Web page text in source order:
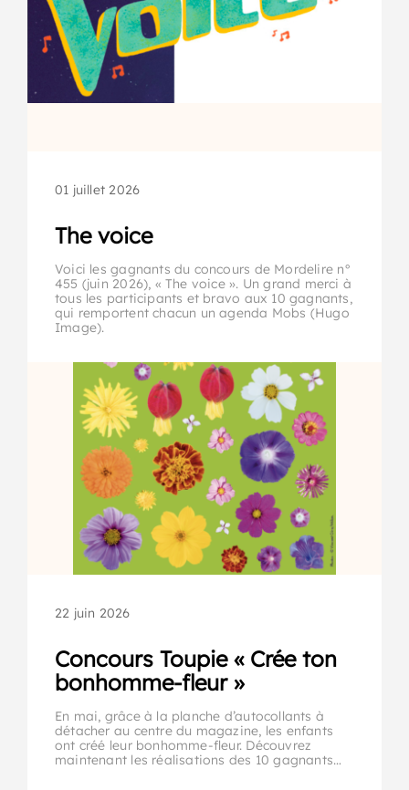
01 juillet 2026
The voice
Voici les gagnants du concours de Mordelire n°
455 (juin 2026), « The voice ». Un grand merci à
tous les participants et bravo aux 10 gagnants,
qui remportent chacun un agenda Mobs (Hugo
Image).
22 juin 2026
Concours Toupie « Crée ton
bonhomme-fleur »
En mai, grâce à la planche d’autocollants à
détacher au centre du magazine, les enfants
ont créé leur bonhomme-fleur. Découvrez
maintenant les réalisations des 10 gagnants…